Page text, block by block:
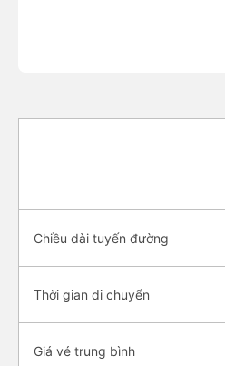
Chiều dài tuyến đường
Thời gian di chuyển
Giá vé trung bình